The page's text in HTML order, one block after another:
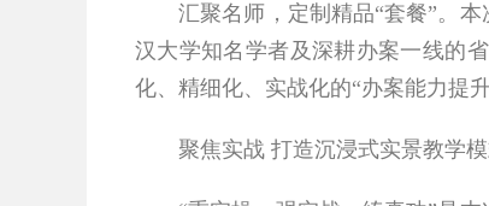
汇聚名师，定制精品“套餐”。 本
汉大学知名学者及深耕办案一线的
化、精细化、实战化的“办案能力提
聚焦实战 打造沉浸式实景教学